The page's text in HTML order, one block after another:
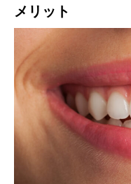
メリット